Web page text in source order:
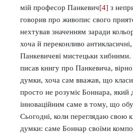
мій професор Панкевич[4] з
говорив про живопис свого
нехтував значенням заради
хоча й переконливо
Панкевичеві мистецьки
писав книгу про Панкевича,
думки, хоча сам вважав, що
просто не розуміє Боннара, який
інноваційним саме в тому, що
Сьогодні, коли переглядаю свою
думки: саме Боннар своїми